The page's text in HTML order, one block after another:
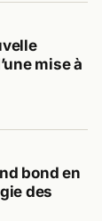
mise à
bond en
des